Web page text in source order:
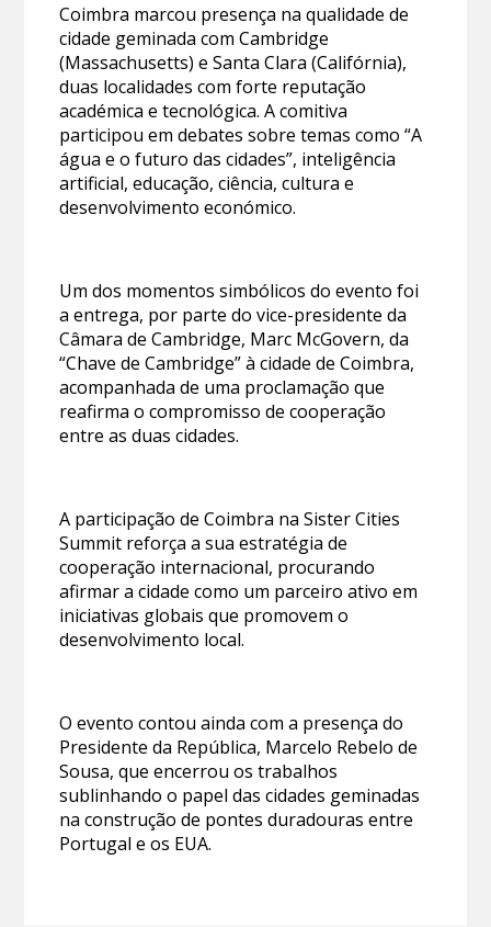
Coimbra marcou presença na qualidade de
cidade geminada com Cambridge
(Massachusetts) e Santa Clara (Califórnia),
duas localidades com forte reputação
académica e tecnológica. A comitiva
participou em debates sobre temas como “A
água e o futuro das cidades”, inteligência
artificial, educação, ciência, cultura e
desenvolvimento económico.
Um dos momentos simbólicos do evento foi
a entrega, por parte do vice-presidente da
Câmara de Cambridge, Marc McGovern, da
“Chave de Cambridge” à cidade de Coimbra,
acompanhada de uma proclamação que
reafirma o compromisso de cooperação
entre as duas cidades.
A participação de Coimbra na Sister Cities
Summit reforça a sua estratégia de
cooperação internacional, procurando
afirmar a cidade como um parceiro ativo em
iniciativas globais que promovem o
desenvolvimento local.
O evento contou ainda com a presença do
Presidente da República, Marcelo Rebelo de
Sousa, que encerrou os trabalhos
sublinhando o papel das cidades geminadas
na construção de pontes duradouras entre
Portugal e os EUA.